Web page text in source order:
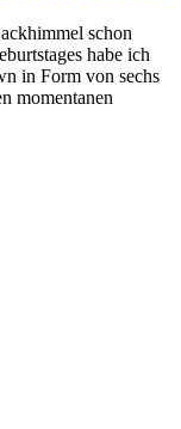
schon
habe ich
in Form von sechs
momentanen